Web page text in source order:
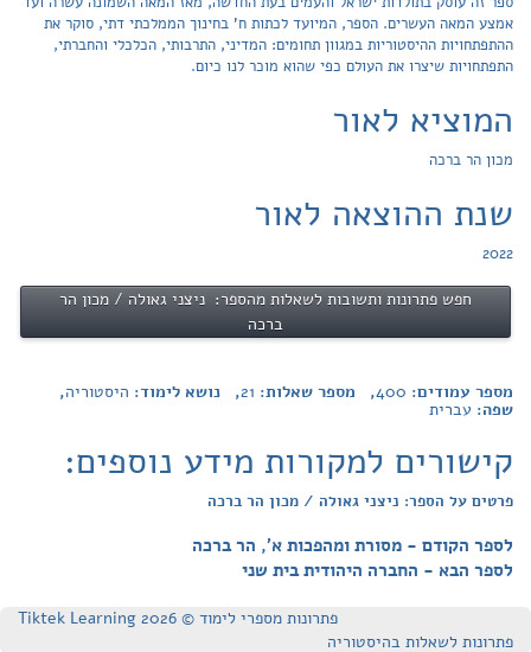
אמצע המאה העשרים. הספר, המיועד לכתות ח' בחינוך הממלכתי דתי, סוקר את
ההתפתחויות ההיסטוריות במגוון תחומים: המדיני, התרבותי, הכלכלי והחברתי,
התפתחויות שיצרו את העולם כפי שהוא מוכר לנו כיום.
המוציא לאור
מכון הר ברכה
שנת ההוצאה לאור
2022
חפש פתרונות ותשובות לשאלות מהספר: ניצני גאולה / מכון הר
ברכה
מספר עמודים: 400, מספר שאלות: 21, נושא לימוד: היסטוריה,
שפה: עברית
קישורים למקורות מידע נוספים:
פרטים על הספר: ניצני גאולה / מכון הר ברכה
לספר הקודם - מסורת ומהפכות א', הר ברכה
לספר הבא - החברה היהודית בית שני
פתרונות מספרי לימוד © Tiktek Learning 2026
פתרונות לשאלות בהיסטוריה